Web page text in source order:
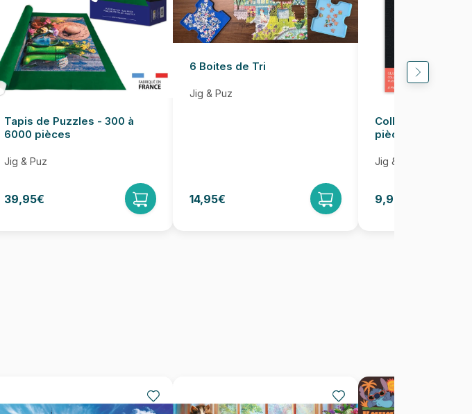
Tapis de Puzzles - 300 à
6000 pièces
Jig & Puz
39,95€
6 Boites de Tri
Jig & Puz
14,95€
Colle pour Puzzle
pièces
Jig & Puz
9,95€